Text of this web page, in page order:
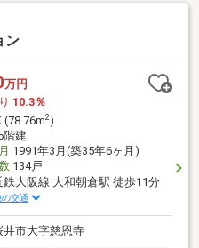
ン
万円
10.3％
(78.76m2)
階建
1991年3月(築35年6ヶ月)
134戸
鉄大阪線 大和朝倉駅 徒歩11分
の交通
井市大字慈恩寺